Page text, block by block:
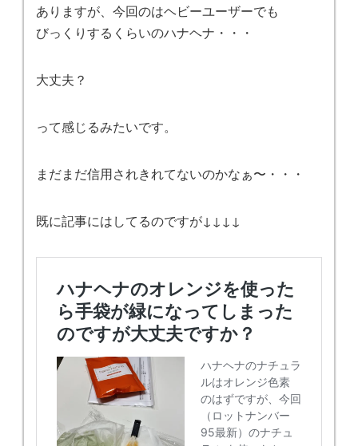
ありますが、今回のはヘビーユーザーでも
びっくりするくらいのハナヘナ・・・
大丈夫？
って感じるみたいです。
まだまだ信用されきれてないのかなぁ〜・・・
既に記事にはしてるのですが↓↓↓↓